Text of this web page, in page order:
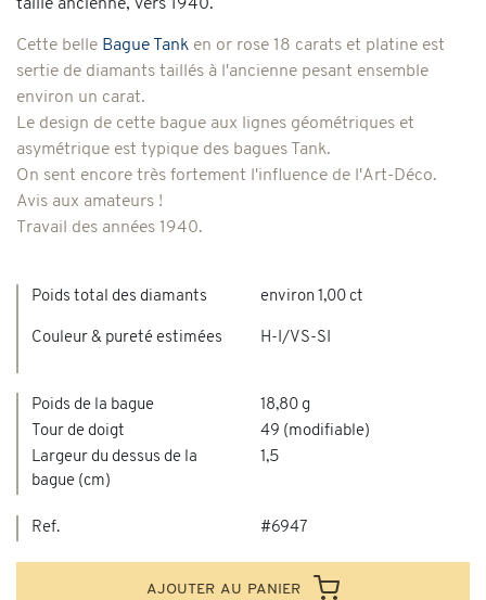
taille ancienne, vers 1940.
Cette belle Bague Tank en or rose 18 carats et platine est
sertie de diamants taillés à l'ancienne pesant ensemble
environ un carat.
Le design de cette bague aux lignes géométriques et
asymétrique est typique des bagues Tank.
On sent encore très fortement l'influence de l'Art-Déco.
Avis aux amateurs !
Travail des années 1940.
Poids total des diamants
Couleur & pureté estimées
environ 1,00 ct
H-I/VS-SI
Poids de la bague
18,80 g
Tour de doigt
49 (modifiable)
Largeur du dessus de la
bague (cm)
1,5
Ref. #6947
ajouter au panier